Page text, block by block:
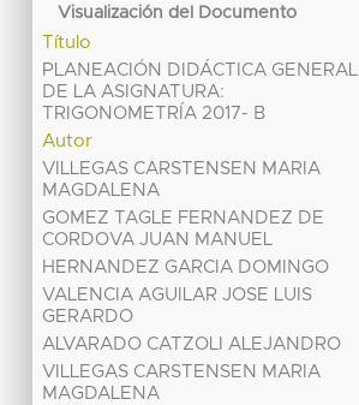
Visualización del Documento
Título
PLANEACIÓN DIDÁCTICA GENERAL
DE LA ASIGNATURA:
TRIGONOMETRÍA 2017- B
Autor
VILLEGAS CARSTENSEN MARIA
MAGDALENA
GOMEZ TAGLE FERNANDEZ DE
CORDOVA JUAN MANUEL
HERNANDEZ GARCIA DOMINGO
VALENCIA AGUILAR JOSE LUIS
GERARDO
ALVARADO CATZOLI ALEJANDRO
VILLEGAS CARSTENSEN MARIA
MAGDALENA